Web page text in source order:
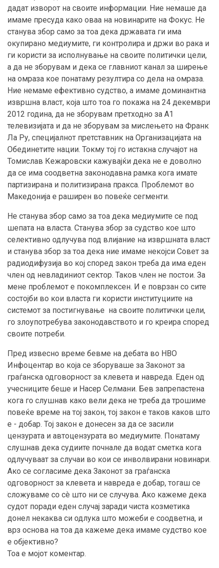
дадат изворот на своите информации. Ние немаше да
имаме пресуда како оваа на новинарите на Фокус. Не
станува збор само за тоа дека државата ги има
окупирано медиумите, ги контролира и држи во рака и
ги користи за исполнување на своите политички цели,
а да не зборувам и дека се главниот канал за ширење
на омраза кое понатаму резултира со дела на омраза.
Ние немаме ефективно судство, а имаме доминантна
извршна власт, која што тоа го покажа на 24 декември
2012 година, да не зборувам претходно за А1
телевизијата и да не зборувам за мислењето на Франк
Ла Ру, специјалнот претставник на Организацијата на
Обединетите нации. Токму тој го истакна случајот на
Томислав Кежаровски кажувајќи дека не е доволно
да се има соодветна законодавна рамка кога имате
партизирана и политизирана пракса. Проблемот во
Македонија е раширен во повеќе сегменти.
Не станува збор само за тоа дека медиумите се под
шепата на власта. Станува збор за судство кое што
селективно одлучува под влијание на извршната власт
и станува збор за тоа дека ние имаме некојси Совет за
радиодифузија во кој според закон треба да има еден
член од невладиниот сектор. Таков член не постои. За
мене проблемот е покомплексен. И е поврзан со сите
состојби во кои власта ги користи институциите на
системот за постигнување на своите политички цели,
го злоупотребува законодавството и го креира според
своите потреби.
Пред извесно време бевме на дебата во НВО
Инфоцентар во која се зборуваше за Законот за
граѓанска одговорност за клевета и навреда. Еден од
учесниците беше и Насер Селмани. Бев запрепастена
кога го слушнав како вели дека не треба да трошиме
повеќе време на тој закон, тој закон е таков каков што
е - добар. Тој закон е донесен за да се засили
цензурата и автоцензурата во медиумите. Понатаму
слушнав дека судиите почнале да водат сметка кога
одлучуваат за случаи во кои се инволвирани новинари.
Ако се согласиме дека Законот за граѓанска
одговорност за клевета и навреда е добар, тогаш се
сложуваме со сè што ни се случува. Ако кажеме дека
судот поради еден случај заради чиста козметика
донел некаква си одлука што можеби е соодветна, и
врз основа на тоа да кажеме дека имаме судство кое
е објективно?
Тоа е мојот коментар.